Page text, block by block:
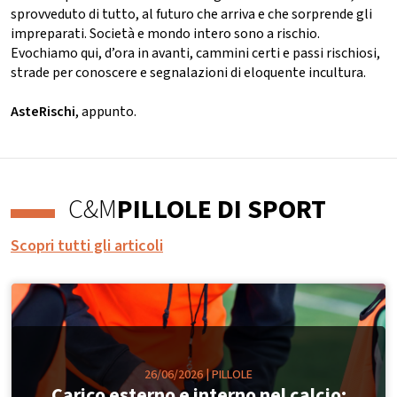
sprovveduto di tutto, al futuro che arriva e che sorprende gli
impreparati. Società e mondo intero sono a rischio.
Evochiamo qui, d’ora in avanti, cammini certi e passi rischiosi,
strade per conoscere e segnalazioni di eloquente incultura.
AsteRischi, appunto.
C&MPILLOLE DI SPORT
Scopri tutti gli articoli
26/06/2026|PILLOLE